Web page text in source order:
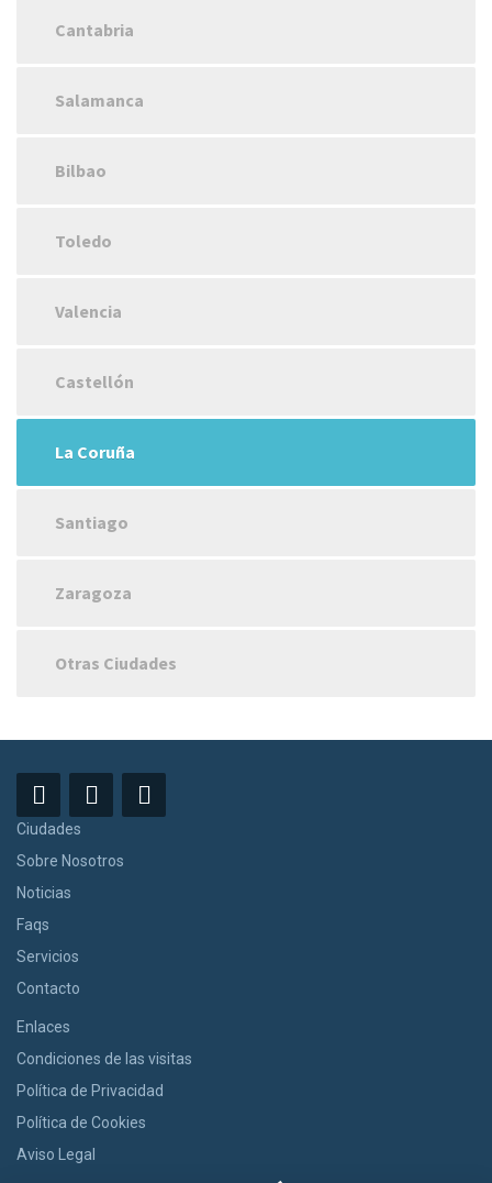
Cantabria
Salamanca
Bilbao
Toledo
Valencia
Castellón
La Coruña
Santiago
Zaragoza
Otras Ciudades
Ciudades
Sobre Nosotros
Noticias
Faqs
Servicios
Contacto
Enlaces
Condiciones de las visitas
Política de Privacidad
Política de Cookies
Aviso Legal